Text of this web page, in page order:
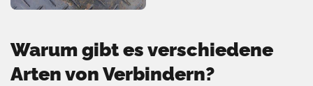
Warum gibt es verschiedene
Arten von Verbindern?